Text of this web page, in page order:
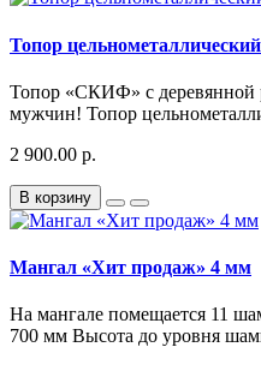
Топор
Топор «СКИФ» с деревянной
мужчин! Топор
2 900.00 р.
В корзину
Мангал «Хит продаж» 4 мм
На мангале помещается 11
700 мм Высота до уровня